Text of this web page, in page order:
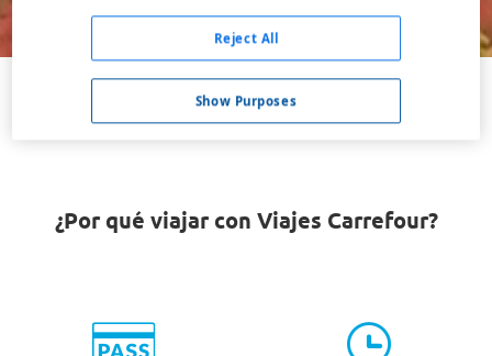
Buscar
VER TODOS LOS HOTELES BARATOS EN KHANOM
¿Por qué viajar con Viajes Carrefour?
Show Purposes
Reject All